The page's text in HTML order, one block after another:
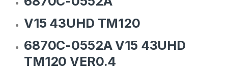
V15 43UHD TM120
6870C-0552A V15 43UHD
TM120 VER0.4